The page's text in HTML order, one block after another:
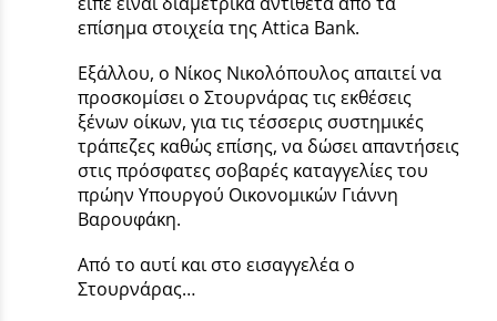
επίσημα στοιχεία της Attica Bank.
Εξάλλου, ο Νίκος Νικολόπουλος απαιτεί να
προσκομίσει ο Στουρνάρας τις εκθέσεις
ξένων οίκων, για τις τέσσερις συστημικές
τράπεζες καθώς επίσης, να δώσει απαντήσεις
στις πρόσφατες σοβαρές καταγγελίες του
πρώην Υπουργού Οικονομικών Γιάννη
Βαρουφάκη.
Από το αυτί και στο εισαγγελέα ο
Στουρνάρας…